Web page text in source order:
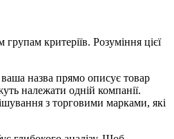
критеріїв. Розуміння цієї
назва прямо описує товар
належати одній компанії.
з торговими марками, які